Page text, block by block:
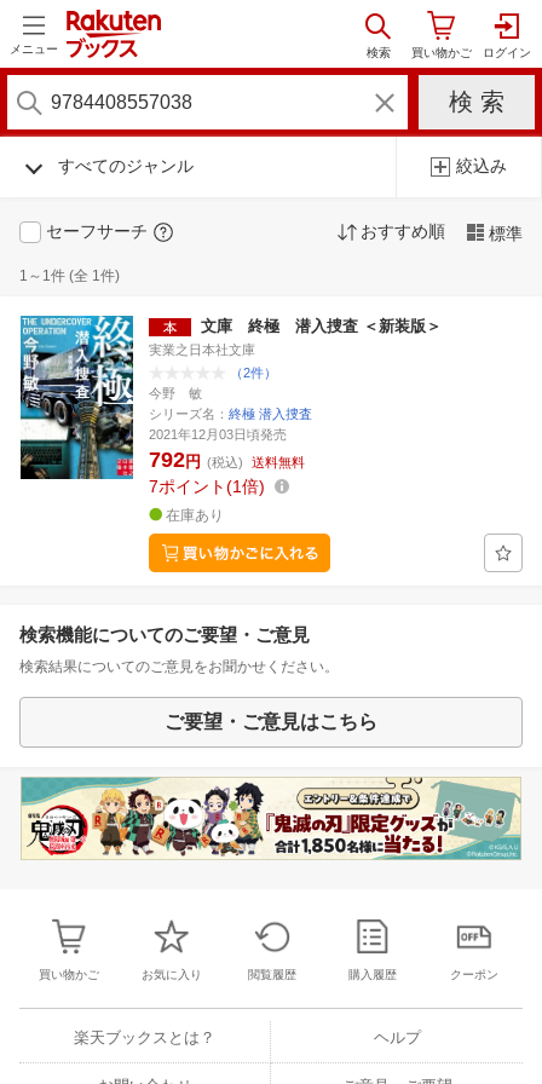
メニュー
すべてのジャンル 絞込み
セーフサーチ おすすめ順 標準
1～1件 (全 1件)
文庫 終極 潜入捜査 ＜新装版＞
実業之日本社文庫
（2件）
今野 敏
シリーズ名： 終極 潜入捜査
2021年12月03日頃発売
792円 (税込) 送料無料
7ポイント 1倍
在庫あり
検索機能についてのご要望・ご意見
検索結果についてのご意見をお聞かせください。
ご要望・ご意見はこちら
買い物かご お気に入り 閲覧履歴 購入履歴 クーポン
楽天ブックスとは？ ヘルプ